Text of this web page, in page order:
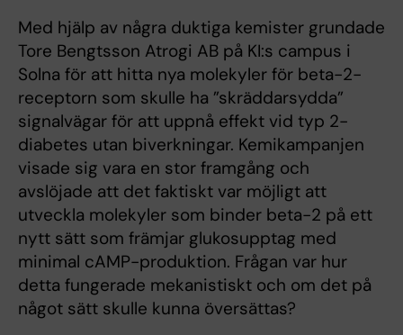
Med hjälp av några duktiga kemister grundade
Tore Bengtsson Atrogi AB på KI:s campus i
Solna för att hitta nya molekyler för beta-2-
receptorn som skulle ha ”skräddarsydda”
signalvägar för att uppnå effekt vid typ 2-
diabetes utan biverkningar. Kemikampanjen
visade sig vara en stor framgång och
avslöjade att det faktiskt var möjligt att
utveckla molekyler som binder beta-2 på ett
nytt sätt som främjar glukosupptag med
minimal cAMP-produktion. Frågan var hur
detta fungerade mekanistiskt och om det på
något sätt skulle kunna översättas?